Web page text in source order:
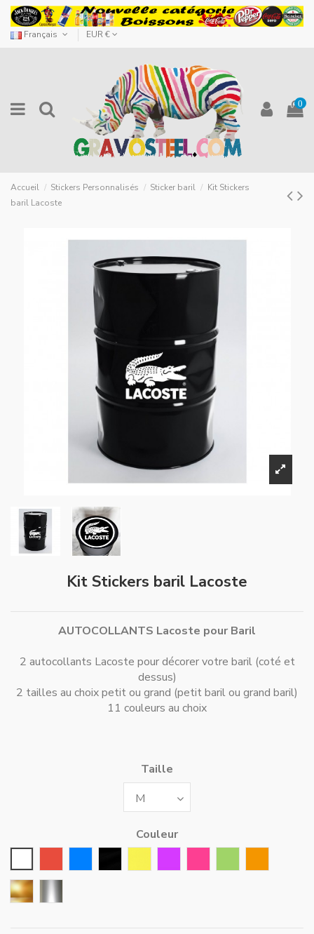
Français EUR €
0
Accueil Stickers Personnalisés Sticker baril
Kit Stickers
baril Lacoste
Kit Stickers baril Lacoste
AUTOCOLLANTS Lacoste pour Baril
2 autocollants Lacoste pour décorer votre baril (coté et
dessus)
2 tailles au choix petit ou grand (petit baril ou grand baril)
11 couleurs au choix
Taille
Couleur
Or Argent